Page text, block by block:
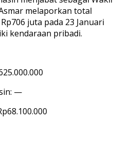
melaporkan total
juta pada 23 Januari
kendaraan pribadi.
—